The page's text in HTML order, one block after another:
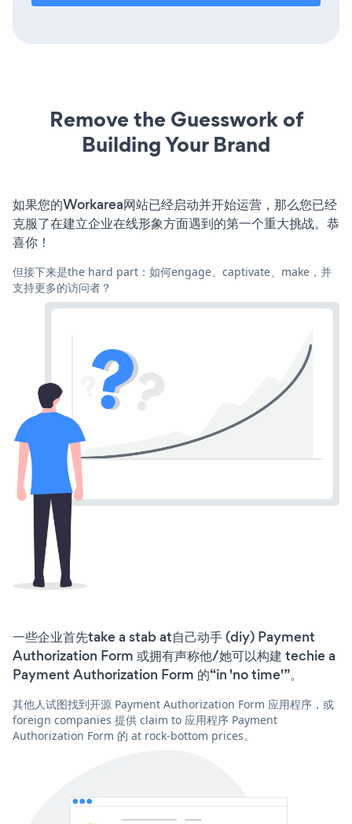
Remove the Guesswork of
Building Your Brand
如果您的Workarea网站已经启动并开始运营，那么您已经
克服了在建立企业在线形象方面遇到的第一个重大挑战。恭
喜你！
但接下来是the hard part：如何engage、captivate、make，并
支持更多的访问者？
一些企业首先take a stab at自己动手 (diy) Payment
Authorization Form 或拥有声称他/她可以构建 techie a
Payment Authorization Form 的“in 'no time'”。
其他人试图找到开源 Payment Authorization Form 应用程序，或
foreign companies 提供 claim to 应用程序 Payment
Authorization Form 的 at rock-bottom prices。